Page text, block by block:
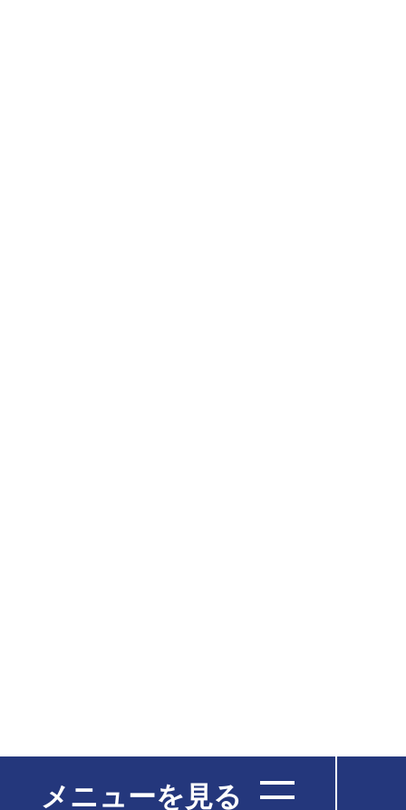
メニューを見る